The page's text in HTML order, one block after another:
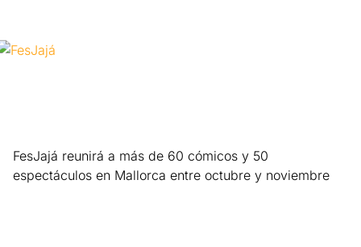
FesJajá reunirá a más de 60 cómicos y 50
espectáculos en Mallorca entre octubre y noviembre